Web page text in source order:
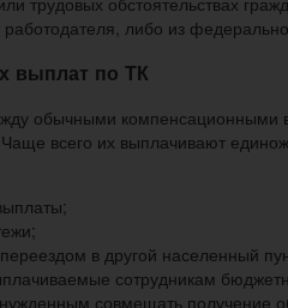
либо из
выплат по ТК
обычными компенсационными
всего их выплачивают
в другой населенный
сотрудникам
совмещать получение